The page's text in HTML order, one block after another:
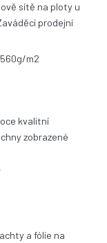
sítě na ploty u
prodejní
kvalitní
zobrazené
a fólie na